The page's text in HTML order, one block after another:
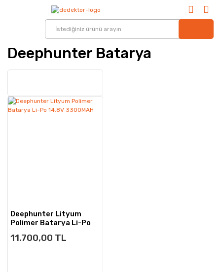
Deephunter Batarya
Deephunter Lityum
Polimer Batarya Li-Po
11.700,00 TL